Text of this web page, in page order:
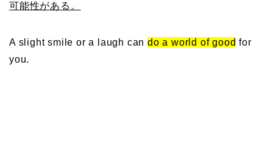
可能性がある。
A slight smile or a laugh cando a world of good for
you.